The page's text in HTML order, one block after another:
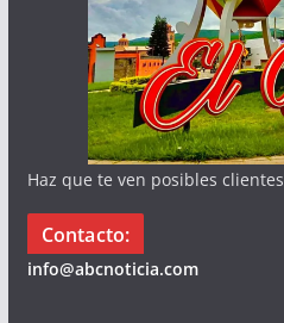
Haz que te ven posibles clientes
Contacto:
info@abcnoticia.com